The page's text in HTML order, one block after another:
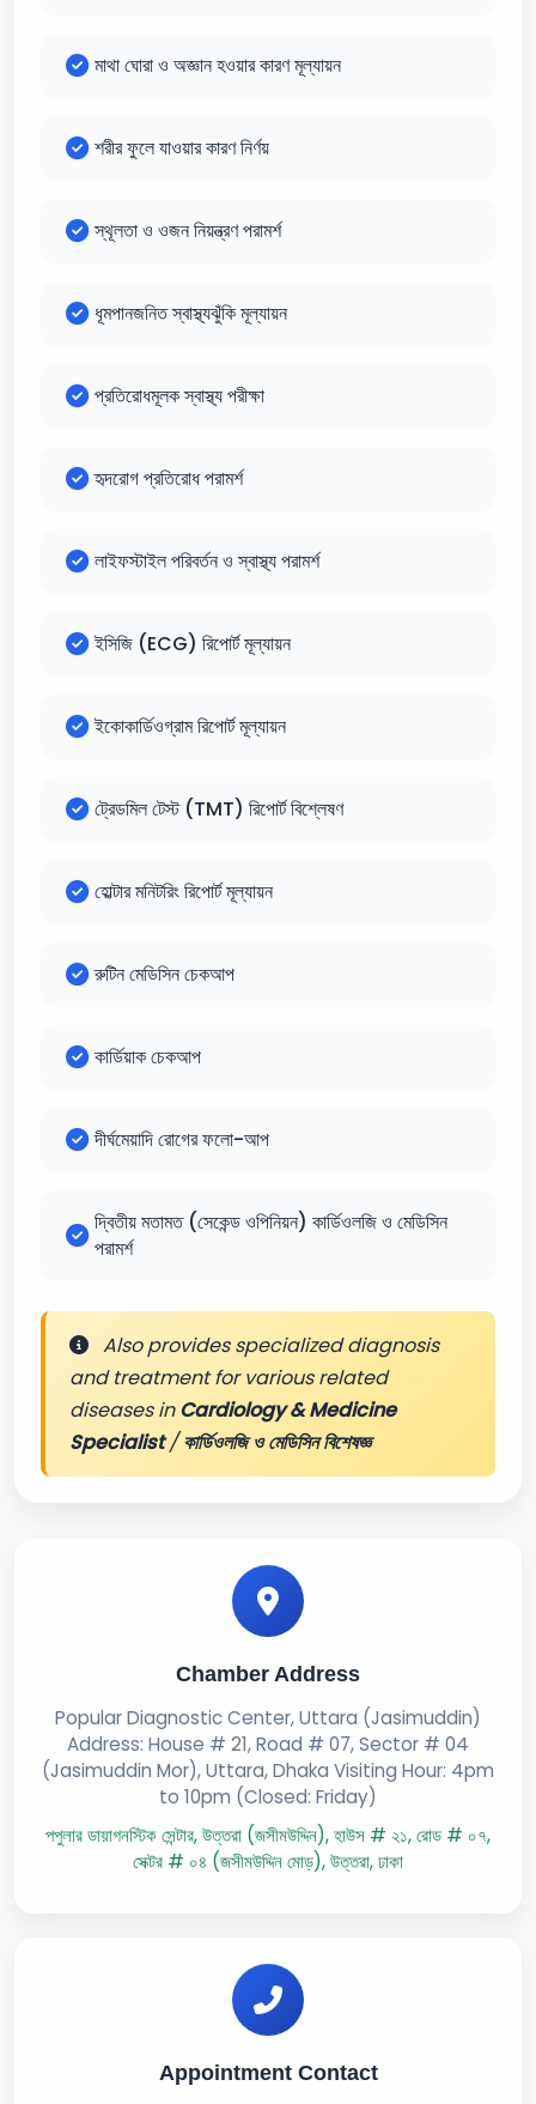
মাথা ঘোরা ও অজ্ঞান হওয়ার কারণ মূল্যায়ন
শরীর ফুলে যাওয়ার কারণ নির্ণয়
স্থূলতা ও ওজন নিয়ন্ত্রণ পরামর্শ
ধূমপানজনিত স্বাস্থ্যঝুঁকি মূল্যায়ন
প্রতিরোধমূলক স্বাস্থ্য পরীক্ষা
হৃদরোগ প্রতিরোধ পরামর্শ
লাইফস্টাইল পরিবর্তন ও স্বাস্থ্য পরামর্শ
ইসিজি (ECG) রিপোর্ট মূল্যায়ন
ইকোকার্ডিওগ্রাম রিপোর্ট মূল্যায়ন
ট্রেডমিল টেস্ট (TMT) রিপোর্ট বিশ্লেষণ
হোল্টার মনিটরিং রিপোর্ট মূল্যায়ন
রুটিন মেডিসিন চেকআপ
কার্ডিয়াক চেকআপ
দীর্ঘমেয়াদি রোগের ফলো-আপ
দ্বিতীয় মতামত (সেকেন্ড ওপিনিয়ন) কার্ডিওলজি ও মেডিসিন
পরামর্শ
Also provides specialized diagnosis
and treatment for various related
diseases inCardiology & Medicine
Specialist/কার্ডিওলজি ও মেডিসিন বিশেষজ্ঞ
Chamber Address
Popular Diagnostic Center, Uttara (Jasimuddin)
Address: House # 21, Road # 07, Sector # 04
(Jasimuddin Mor), Uttara, Dhaka Visiting Hour: 4pm
to 10pm (Closed: Friday)
পপুলার ডায়াগনস্টিক সেন্টার, উত্তরা (জসীমউদ্দিন), হাউস # ২১, রোড # ০৭,
সেক্টর # ০৪ (জসীমউদ্দিন মোড়), উত্তরা, ঢাকা
Appointment Contact